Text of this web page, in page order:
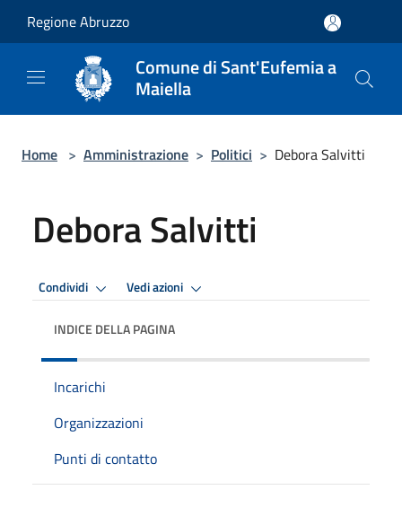
Regione Abruzzo
Comune di Sant'Eufemia a
Maiella
Home > Amministrazione > Politici > Debora Salvitti
Debora Salvitti
Condividi Vedi azioni
INDICE DELLA PAGINA
Incarichi
Organizzazioni
Punti di contatto